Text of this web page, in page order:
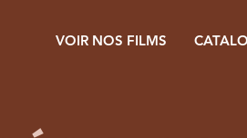
VOIR NOS FILMS